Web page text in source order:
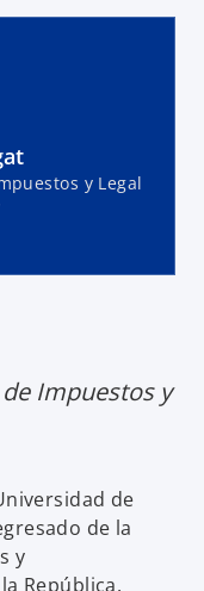
y Legal
Impuestos y
de
de la
y
República.